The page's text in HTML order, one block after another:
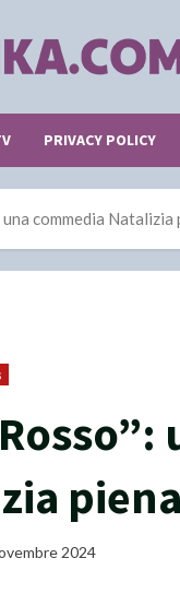
PRIVACY POLICY
una commedia
2024